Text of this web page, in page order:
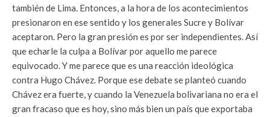
también de Lima. Entonces, a la hora de los acontecimientos
presionaron en ese sentido y los generales Sucre y Bolívar
aceptaron. Pero la gran presión es por ser independientes. Así
que echarle la culpa a Bolívar por aquello me parece
equivocado. Y me parece que es una reacción ideológica
contra Hugo Chávez. Porque ese debate se planteó cuando
Chávez era fuerte, y cuando la Venezuela bolivariana no era el
gran fracaso que es hoy, sino más bien un país que exportaba